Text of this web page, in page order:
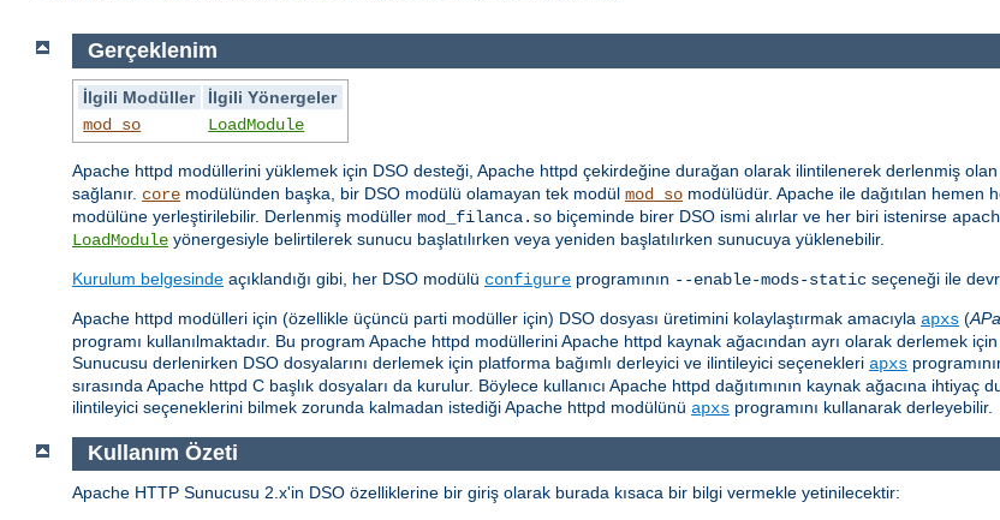
Gerçeklenim
İlgili Modüller
İlgili Yönergeler
mod_so
LoadModule
Apache httpd modüllerini yüklemek için DSO desteği, Apache httpd çekirdeğine durağan olarak ilintilenerek derlenmiş olan
sağlanır. core modülünden başka, bir DSO modülü olamayan tek modül mod_so modülüdür. Apache ile dağıtılan
modülüne yerleştirilebilir. Derlenmiş modüller mod_filanca.so biçeminde birer DSO ismi alırlar ve her biri istenirse
LoadModule yönergesiyle belirtilerek sunucu başlatılırken veya yeniden başlatılırken sunucuya yüklenebilir.
Kurulum belgesinde açıklandığı gibi, her DSO modülü configure programının --enable-mods-static seçeneği ile
Apache httpd modülleri için (özellikle üçüncü parti modüller için) DSO dosyası üretimini kolaylaştırmak amacıyla apxs (
programı kullanılmaktadır. Bu program Apache httpd modüllerini Apache httpd kaynak ağacından ayrı olarak derlemek
Sunucusu derlenirken DSO dosyalarını derlemek için platforma bağımlı derleyici ve ilintileyici seçenekleri apxs
sırasında Apache httpd C başlık dosyaları da kurulur. Böylece kullanıcı Apache httpd dağıtımının kaynak ağacına ihtiyaç
ilintileyici seçeneklerini bilmek zorunda kalmadan istediği Apache httpd modülünü apxs programını kullanarak derleyebilir.
Kullanım Özeti
Apache HTTP Sunucusu 2.x'in DSO özelliklerine bir giriş olarak burada kısaca bir bilgi vermekle yetinilecektir: